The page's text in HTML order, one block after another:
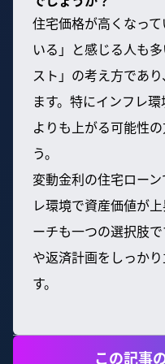
住宅価格が高くなっ
いる」と感じる人も
スト」の考え方であ
ます。特にインフレ
よりも上がる可能性
う。
変動金利の住宅ロー
レ環境で資産価値が
ーチも一つの選択肢
や返済計画をしっか
す。
この記事